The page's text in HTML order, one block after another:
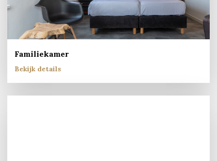
Familiekamer
Bekijk details